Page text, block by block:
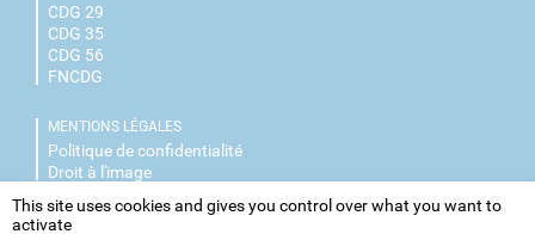
CDG 29
CDG 35
CDG 56
FNCDG
MENTIONS LÉGALES
Politique de confidentialité
Droit à l'image
NOUS CONTACTER
This site uses cookies and gives you control over what you want to
activate